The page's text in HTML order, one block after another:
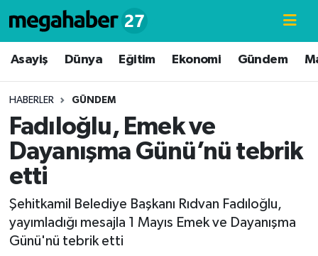
Asayiş Dünya Eğitim Ekonomi Gündem
HABERLER GÜNDEM
Fadıloğlu, Emek ve
Dayanışma Günü’nü tebrik
etti
Şehitkamil Belediye Başkanı Rıdvan Fadıloğlu,
yayımladığı mesajla 1 Mayıs Emek ve Dayanışma
Günü'nü tebrik etti
Hava Durumu
Süper Lig Puan Durumu ve Fikstür
Tüm Manşetler
Son Dakika Haberleri
Haber Arşivi